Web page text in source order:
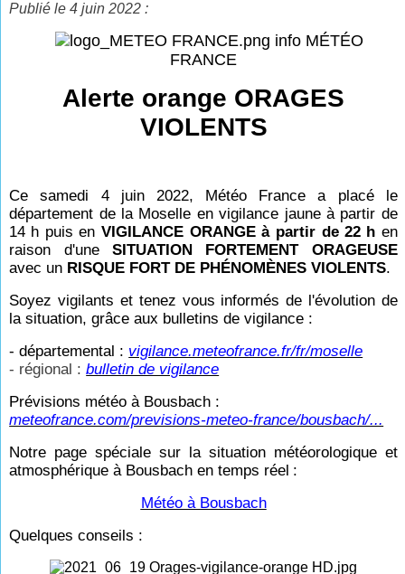
Publié le 4 juin 2022 :
info MÉTÉO
FRANCE
Alerte orange ORAGES
VIOLENTS
Ce samedi 4 juin 2022, Météo France a placé le
département de la Moselle en vigilance jaune à partir de
14 h puis en VIGILANCE ORANGE à partir de 22 h en
raison d'une SITUATION FORTEMENT ORAGEUSE
avec un RISQUE FORT DE PHÉNOMÈNES VIOLENTS.
Soyez vigilants et tenez vous informés de l'évolution de
la situation, grâce aux bulletins de vigilance :
- départemental : vigilance.meteofrance.fr/fr/moselle
- régional :bulletin de vigilance
Prévisions météo à Bousbach :
meteofrance.com/previsions-meteo-france/bousbach/...
Notre page spéciale sur la situation météorologique et
atmosphérique à Bousbach en temps réel :
Météo à Bousbach
Quelques conseils :